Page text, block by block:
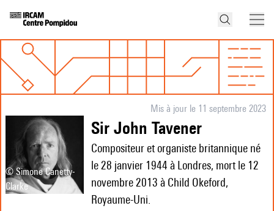
© Simone Canetty-
Clarke
Mis à jour le 11 septembre 2023
Sir John Tavener
Compositeur et organiste britannique né
le 28 janvier 1944 à Londres, mort le 12
novembre 2013 à Child Okeford,
Royaume-Uni.